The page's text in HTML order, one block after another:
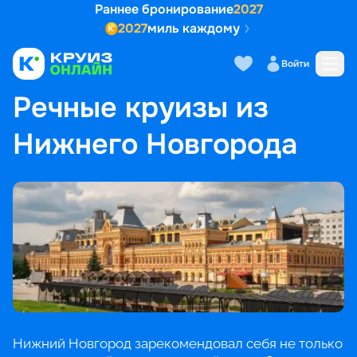
Раннее бронирование2027
2027миль каждому
Войти
ГЛАВНАЯ • ПОПУЛЯРНЫЕ НАПРАВЛЕНИЯ
РЕЧНЫЕ КРУИЗЫ ИЗ НИЖНЕГО НОВГОРОДА
Речные круизы из
Нижнего Новгорода
Нижний Новгород зарекомендовал себя не только